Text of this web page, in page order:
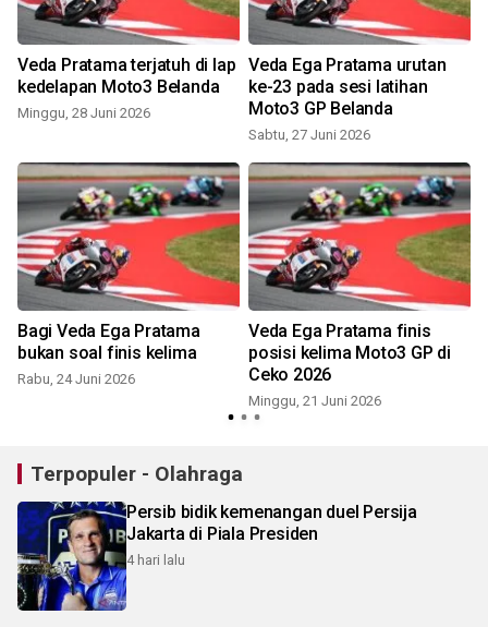
Veda Pratama terjatuh di lap
kedelapan Moto3 Belanda
Minggu, 28 Juni 2026
Veda Ega Pratama urutan
ke-23 pada sesi latihan
Moto3 GP Belanda
Sabtu, 27 Juni 2026
Bagi Veda Ega Pratama
bukan soal finis kelima
Rabu, 24 Juni 2026
Veda Ega Pratama finis
posisi kelima Moto3 GP di
Ceko 2026
Minggu, 21 Juni 2026
Terpopuler - Olahraga
Persib bidik kemenangan duel Persija
Jakarta di Piala Presiden
4 hari lalu